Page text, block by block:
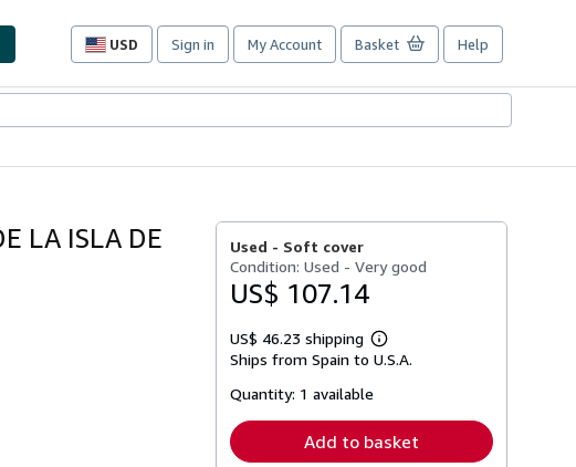
USD
Site
preferences
Sign in My Account Basket Help
LA ISLA DE
Used - Soft cover
Condition: Used - Very good
US$ 107.14
US$ 46.23 shipping
Learn
more
Ships from Spain to U.S.A.
Quantity: 1 available
Add to basket